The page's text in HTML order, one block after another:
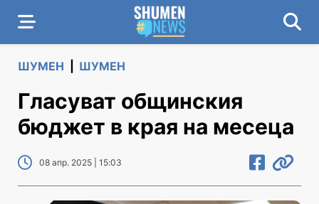
ШУМЕН ШУМЕН
Гласуват общинския
бюджет в края на месеца
08 апр. 2025 | 15:03